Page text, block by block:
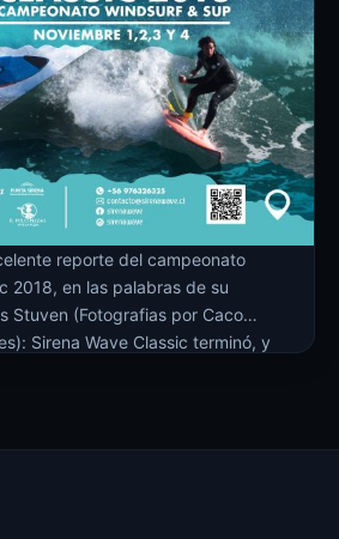
reporte del campeonato
2018, en las palabras de su
Stuven (Fotografias por Caco
Sirena Wave Classic terminó, y